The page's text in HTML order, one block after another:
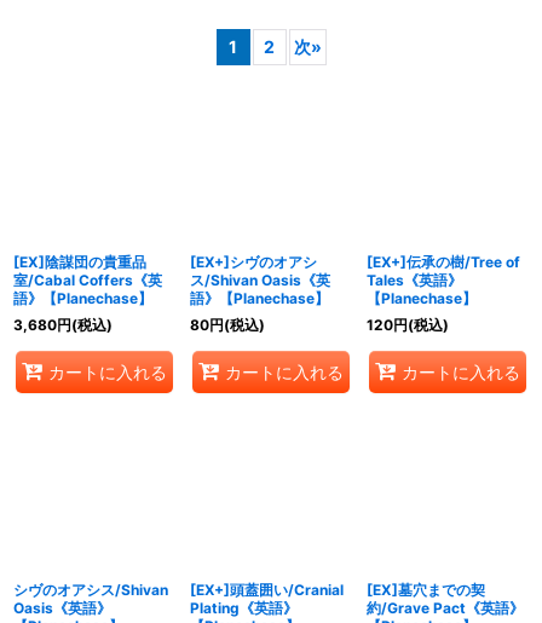
1 2 次»
[EX]陰謀団の貴重品
室/Cabal Coffers《英
語》【Planechase】
3,680円(税込)
カートに入れる
[EX+]シヴのオアシ
ス/Shivan Oasis《英
語》【Planechase】
80円(税込)
カートに入れる
[EX+]伝承の樹/Tree of
Tales《英語》
【Planechase】
120円(税込)
カートに入れる
シヴのオアシス/Shivan
Oasis《英語》
[EX+]頭蓋囲い/Cranial
Plating《英語》
[EX]墓穴までの契
約/Grave Pact《英語》